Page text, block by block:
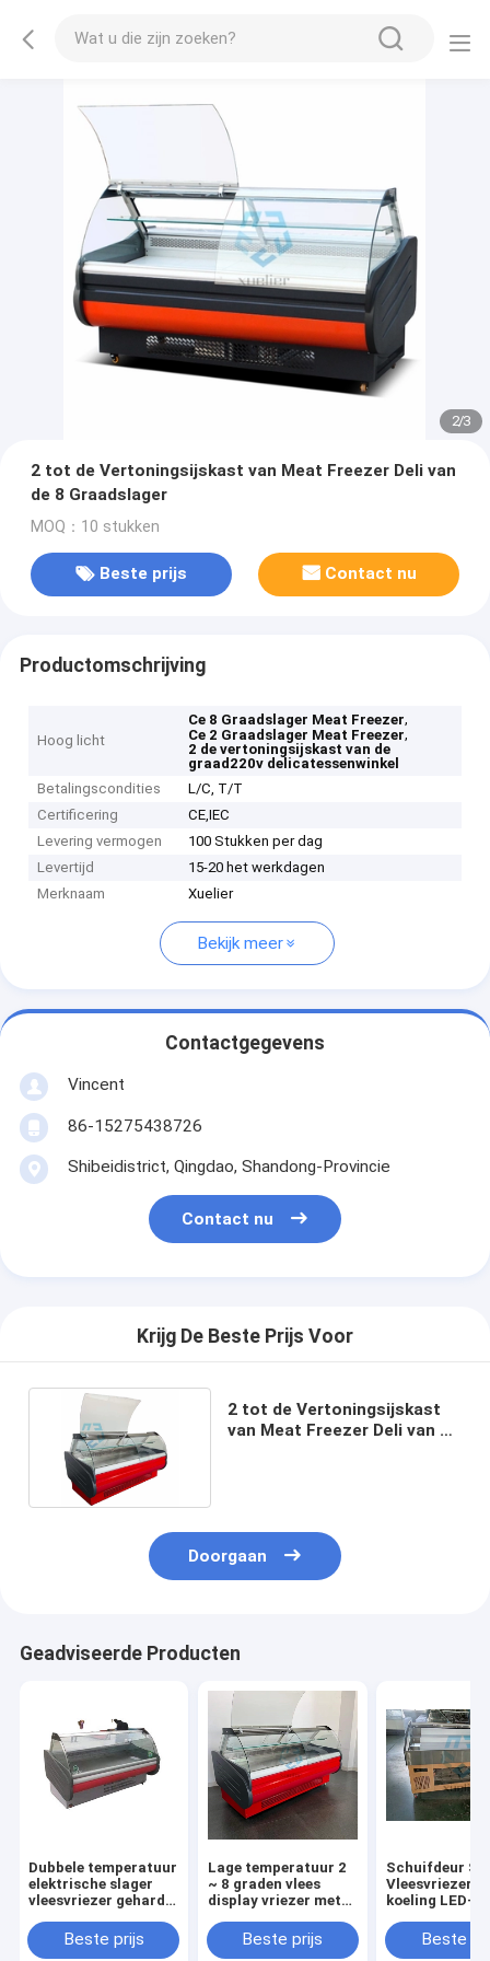
2/3
2 tot de Vertoningsijskast van Meat Freezer Deli van
de 8 Graadslager
MOQ：10 stukken
Beste prijs Contact nu
Productomschrijving
Hoog licht
Ce 8 Graadslager Meat Freezer,
Ce 2 Graadslager Meat Freezer,
2 de vertoningsijskast van de
graad220v delicatessenwinkel
Betalingscondities
L/C, T/T
Certificering
CE,IEC
Levering vermogen
100 Stukken per dag
Levertijd
15-20 het werkdagen
Merknaam
Xuelier
Bekijk meer
Contactgegevens
Vincent
86-15275438726
Shibeidistrict, Qingdao, Shandong-Provincie
Contact nu
Krijg De Beste Prijs Voor
2 tot de Vertoningsijskast
van Meat Freezer Deli van de
Doorgaan
Geadviseerde Producten
Dubbele temperatuur
elektrische slager
vleesvriezer gehard
Beste prijs
Lage temperatuur 2
~ 8 graden vlees
display vriezer met
Beste prijs
Schuifdeur
Vleesvriezer
koeling LED-
Beste